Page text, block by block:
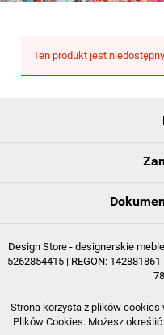
Strona korzysta z plików cookies
Plików Cookies. Możesz
Ten produkt jest
Design Store - designerskie
5262854415 | REGON: 142881861
POKAŻ